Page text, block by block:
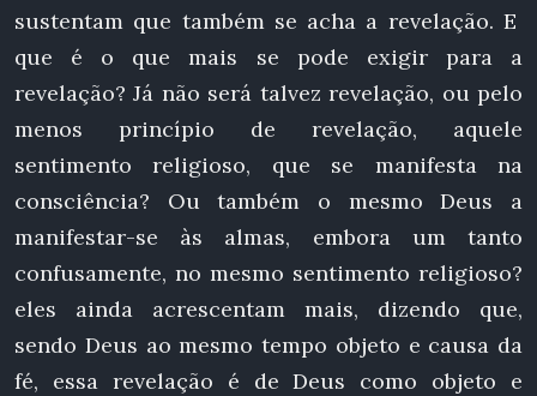
sustentam que também se acha a revelação. E
que é o que mais se pode exigir para a
revelação? Já não será talvez revelação, ou pelo
menos princípio de revelação, aquele
sentimento religioso, que se manifesta na
consciência? Ou também o mesmo Deus a
manifestar-se às almas, embora um tanto
confusamente, no mesmo sentimento religioso?
eles ainda acrescentam mais, dizendo que,
sendo Deus ao mesmo tempo objeto e causa da
fé, essa revelação é de Deus como objeto e